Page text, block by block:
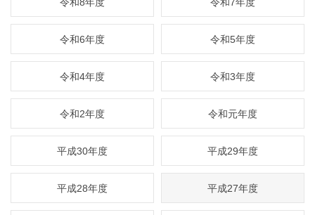
令和8年度 令和7年度
令和6年度 令和5年度
令和4年度 令和3年度
令和2年度 令和元年度
平成30年度 平成29年度
平成28年度 平成27年度